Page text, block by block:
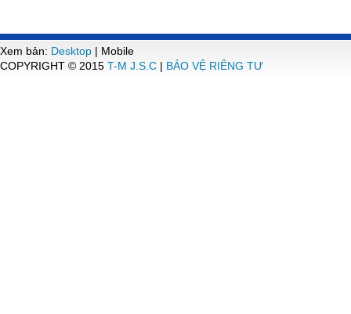
Xem bản: Desktop | Mobile
COPYRIGHT © 2015 T-M J.S.C | BẢO VỆ RIÊNG TƯ